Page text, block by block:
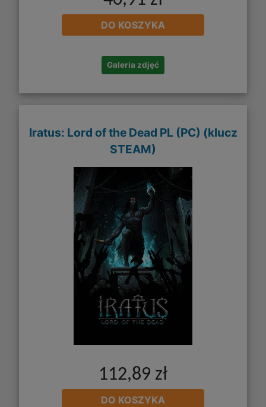
DO KOSZYKA
Galeria zdjęć
Iratus: Lord of the Dead PL (PC) (klucz
STEAM)
112,89 zł
DO KOSZYKA